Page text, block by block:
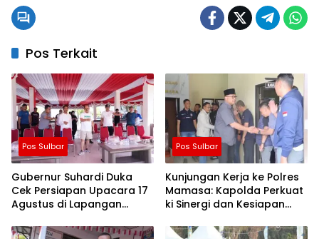
Pos Terkait
Pos Sulbar
Gubernur Suhardi Duka
Cek Persiapan Upacara 17
Agustus di Lapangan
Persen
Pos Sulbar
Kunjungan Kerja ke Polres
Mamasa: Kapolda Perkuat
ki Sinergi dan Kesiapan
Wilayah